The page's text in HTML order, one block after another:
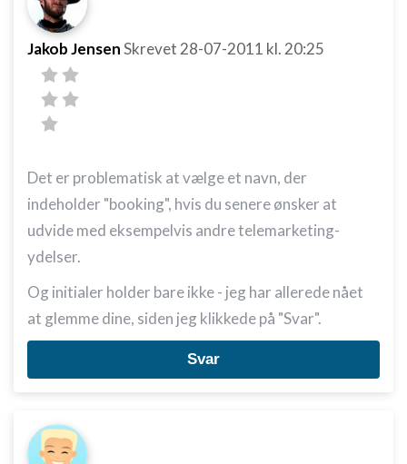
Jakob JensenSkrevet 28-07-2011 kl. 20:25
Det er problematisk at vælge et navn, der
indeholder "booking", hvis du senere ønsker at
udvide med eksempelvis andre telemarketing-
ydelser.
Og initialer holder bare ikke - jeg har allerede nået
at glemme dine, siden jeg klikkede på "Svar".
Svar